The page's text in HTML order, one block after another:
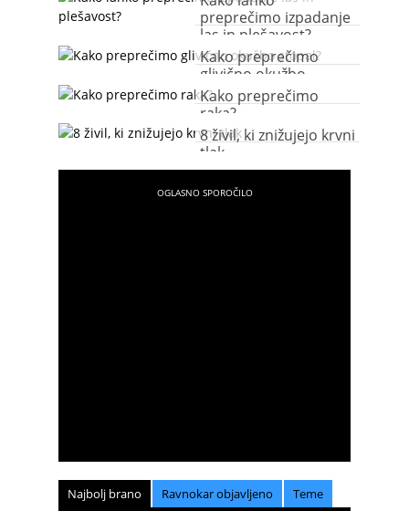
preprečimo izpadanje
las in plešavost?
Kako preprečimo
glivično okužbo
stopal?
Kako preprečimo
raka?
8 živil, ki znižujejo krvni
tlak
Najbolj brano Ravnokar objavljeno Teme